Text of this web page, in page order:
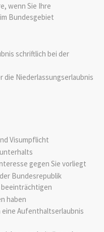
wenn Sie Ihre
Bundesgebiet
schriftlich bei der
die Niederlassungserlaubnis
Visumpflicht
gegen Sie vorliegt
Bundesrepublik
haben
eine Aufenthaltserlaubnis